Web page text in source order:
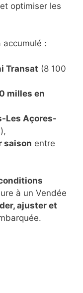
optimiser les
accumulé :
Transat (8 100
milles en
Les Açores-
saison entre
à un Vendée
ajuster et